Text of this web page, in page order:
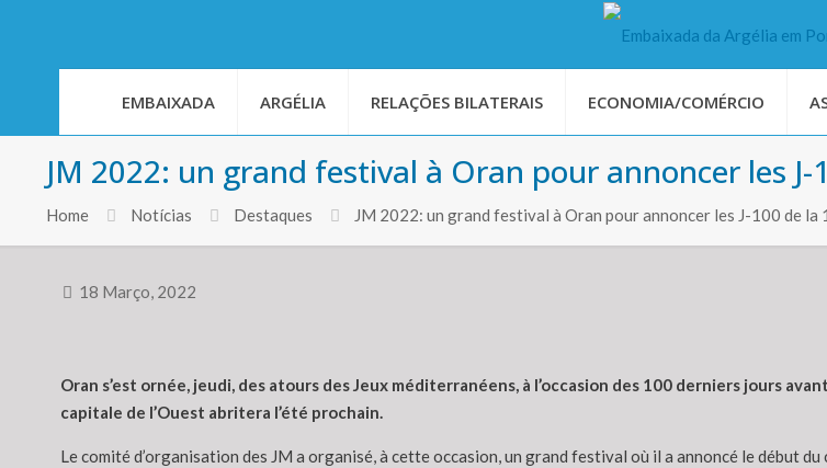
EMBAIXADA ARGÉLIA RELAÇÕES BILATERAIS ECONOMIA/COMÉRCIO
JM 2022: un grand festival à Oran pour annoncer les
Home Notícias Destaques JM 2022: un grand festival à Oran pour annoncer les J-100 de la
18 Março, 2022
Oran s’est ornée, jeudi, des atours des Jeux méditerranéens, à l’occasion des 100 derniers jours
capitale de l’Ouest abritera l’été prochain.
Le comité d’organisation des JM a organisé, à cette occasion, un grand festival où il a annoncé le début